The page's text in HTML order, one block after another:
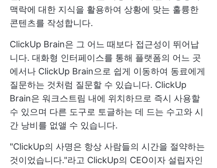
맥락에 대한 지식을 활용하여 상황에 맞는 훌륭한
콘텐츠를 작성합니다.
ClickUp Brain은 그 어느 때보다 접근성이 뛰어납
니다. 대화형 인터페이스를 통해 플랫폼의 어느 곳
에서나 ClickUp Brain으로 쉽게 이동하여 동료에게
질문하는 것처럼 질문할 수 있습니다. ClickUp
Brain은 워크스트림 내에 위치하므로 즉시 사용할
수 있으며 다른 도구로 토글하는 데 드는 수고와 시
간 낭비를 없앨 수 있습니다.
"ClickUp의 사명은 항상 사람들의 시간을 절약하는
것이었습니다."라고 ClickUp의 CEO이자 설립자인